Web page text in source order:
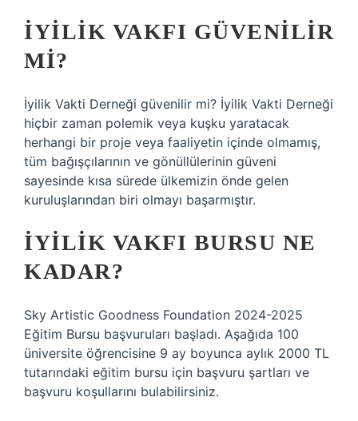
İYILIK VAKFI GÜVENILIR
MI?
İyilik Vakti Derneği güvenilir mi? İyilik Vakti Derneği
hiçbir zaman polemik veya kuşku yaratacak
herhangi bir proje veya faaliyetin içinde olmamış,
tüm bağışçılarının ve gönüllülerinin güveni
sayesinde kısa sürede ülkemizin önde gelen
kuruluşlarından biri olmayı başarmıştır.
İYILIK VAKFI BURSU NE
KADAR?
Sky Artistic Goodness Foundation 2024-2025
Eğitim Bursu başvuruları başladı. Aşağıda 100
üniversite öğrencisine 9 ay boyunca aylık 2000 TL
tutarındaki eğitim bursu için başvuru şartları ve
başvuru koşullarını bulabilirsiniz.